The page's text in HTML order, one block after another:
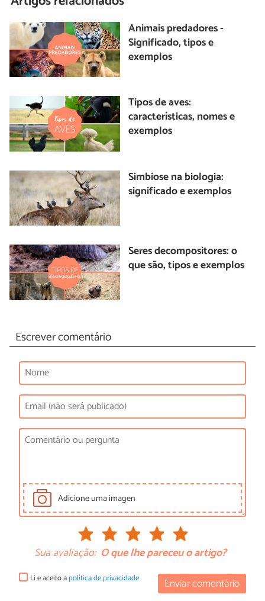
Animais predadores -
Significado, tipos e
exemplos
Tipos de aves:
características, nomes e
exemplos
Simbiose na biologia:
significado e exemplos
Seres decompositores: o
que são, tipos e exemplos
Escrever comentário
Adicione uma imagen
Sua avaliação: O que lhe pareceu o artigo?
Enviar comentário
Li e aceito apolítica de privacidade